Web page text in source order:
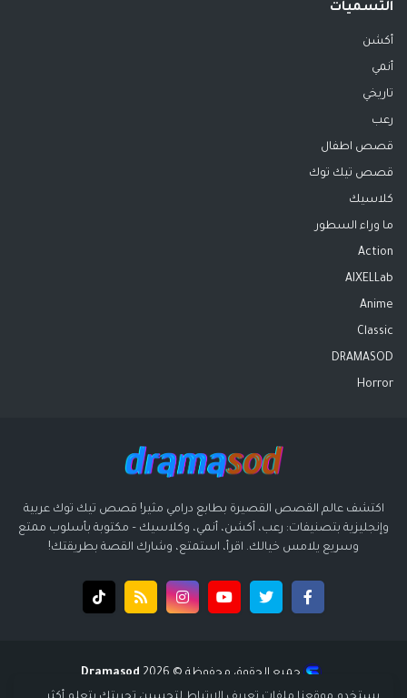
التسميات
أكشن
أنمي
تاريخي
رعب
قصص اطفال
قصص تيك توك
كلاسيك
ما وراء السطور
Action
AIXELLab
Anime
Classic
DRAMASOD
Horror
اكتشف عالم القصص القصيرة بطابع درامي مثير! قصص تيك توك عربية
وإنجليزية بتصنيفات: رعب، أكشن، أنمي، وكلاسيك – مكتوبة بأسلوب ممتع
وسريع يلامس خيالك. اقرأ، استمتع، وشارك القصة بطريقتك!
جميع الحقوق محفوظة ©️ 2026
Dramasod
قالب بواسطةقالب سوبر ميجا - supermega | تصميم انتشار ديجيتال